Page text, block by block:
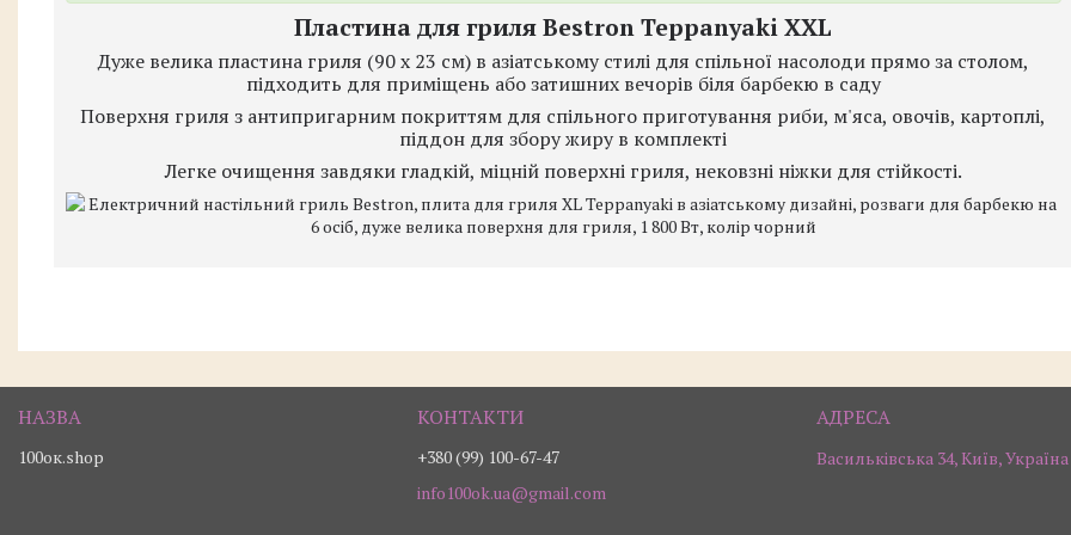
Пластина для гриля Bestron Teppanyaki XXL
Дуже велика пластина гриля (90 x 23 см) в азіатському стилі для спільної насолоди прямо за столом,
підходить для приміщень або затишних вечорів біля барбекю в саду
Поверхня гриля з антипригарним покриттям для спільного приготування риби, м'яса, овочів, картоплі,
піддон для збору жиру в комплекті
Легке очищення завдяки гладкій, міцній поверхні гриля, нековзні ніжки для стійкості.
100ок.shop
+380 (99) 100-67-47
info100ok.ua@gmail.com
Васильківська 34, Київ, Україна